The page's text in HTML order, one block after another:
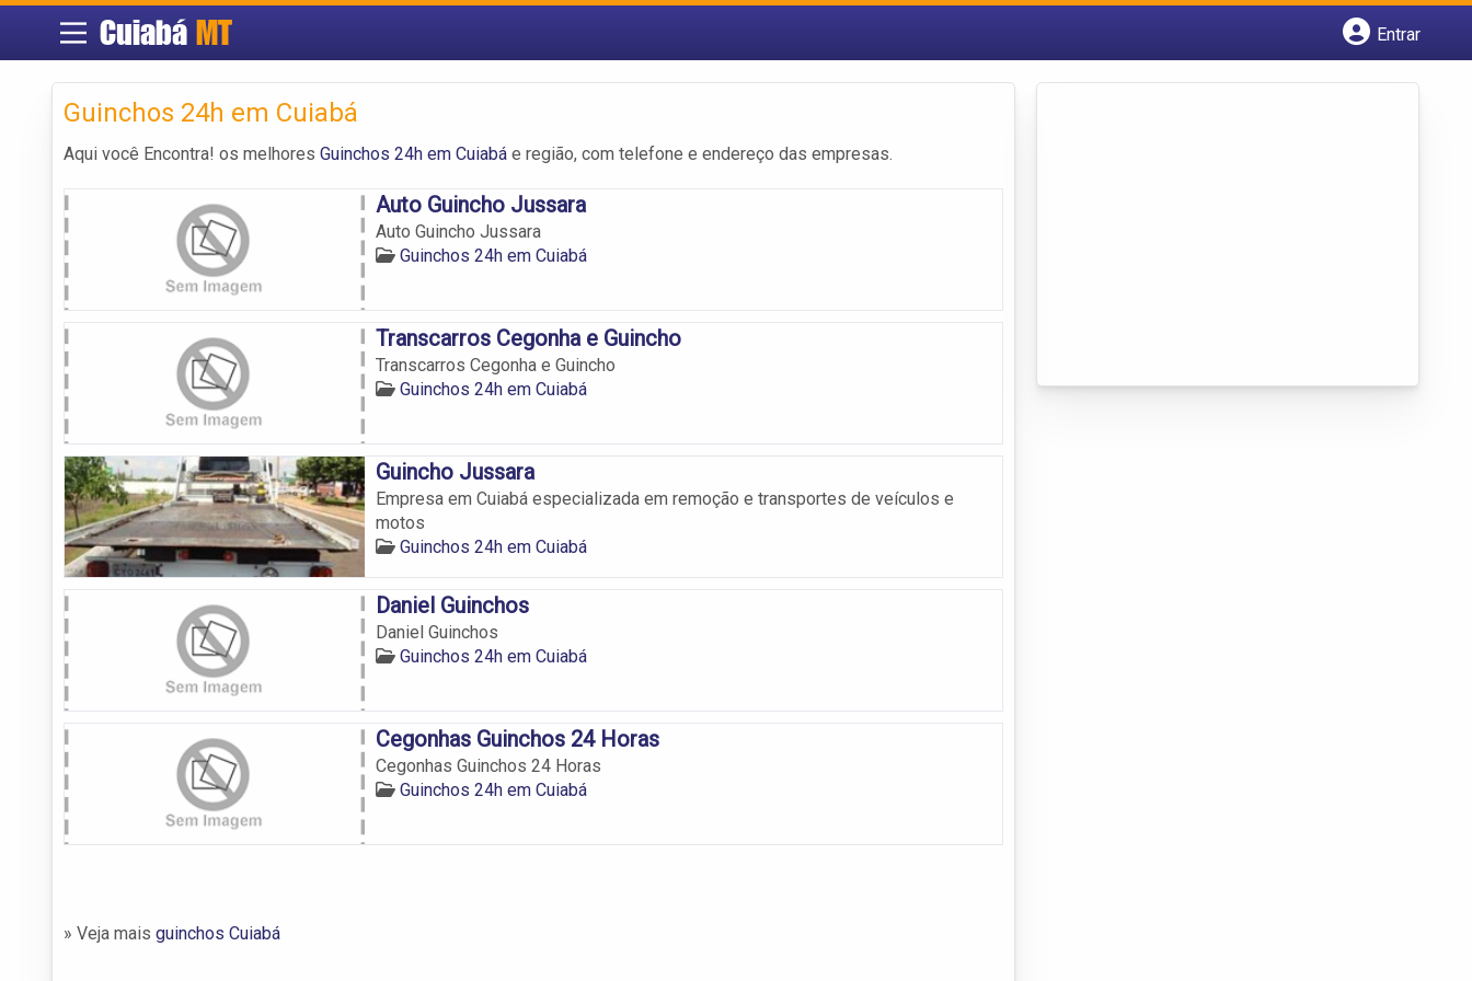
Cuiabá MT
Entrar
Guinchos 24h em Cuiabá
Aqui você Encontra! os melhores Guinchos 24h em Cuiabá e região, com telefone e endereço das empresas.
Auto Guincho Jussara
Auto Guincho Jussara
Guinchos 24h em Cuiabá
Transcarros Cegonha e Guincho
Transcarros Cegonha e Guincho
Guinchos 24h em Cuiabá
Guincho Jussara
Empresa em Cuiabá especializada em remoção e transportes de veículos e
motos
Guinchos 24h em Cuiabá
Daniel Guinchos
Daniel Guinchos
Guinchos 24h em Cuiabá
Cegonhas Guinchos 24 Horas
Cegonhas Guinchos 24 Horas
Guinchos 24h em Cuiabá
» Veja mais guinchos Cuiabá